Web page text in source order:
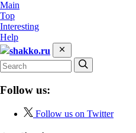
Main
Top
Interesting
Help
shakko.ru
Follow us:
Follow us on Twitter